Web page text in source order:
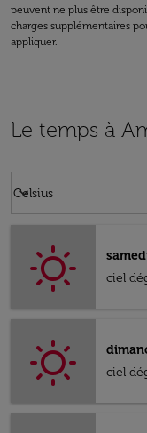
peuvent ne plus être
charges supplémentaires
appliquer.
Le temps à
Celsius
keyboard_arrow_down
ciel
ciel